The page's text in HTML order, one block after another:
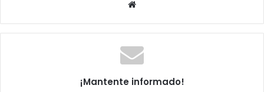
Sitio
¡Mantente informado!